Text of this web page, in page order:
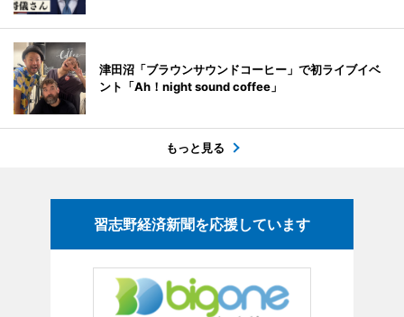
津田沼「ブラウンサウンドコーヒー」で初ライブイベ
ント「Ah！night sound coffee」
もっと見る
習志野経済新聞を応援しています